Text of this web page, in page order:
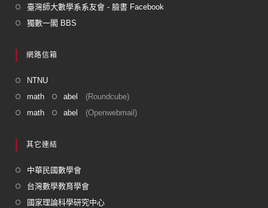
臺灣師大數學系系友會 - 臉書 Facebook
獨數一閣 BBS
網路信箱
NTNU
math
abel
(Roundcube)
math
abel (Openwebmail)
其它連結
中華民國數學會
台灣數學教育學會
國家理論科學研究中心